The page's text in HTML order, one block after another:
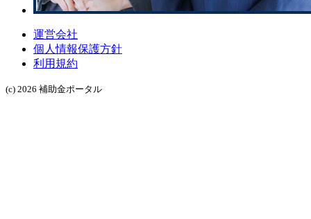
運営会社
個人情報保護方針
利用規約
(c) 2026 補助金ポータル